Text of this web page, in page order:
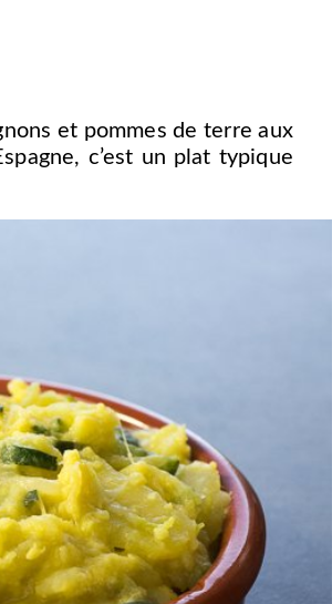
et pommes de terre aux
c’est un plat typique